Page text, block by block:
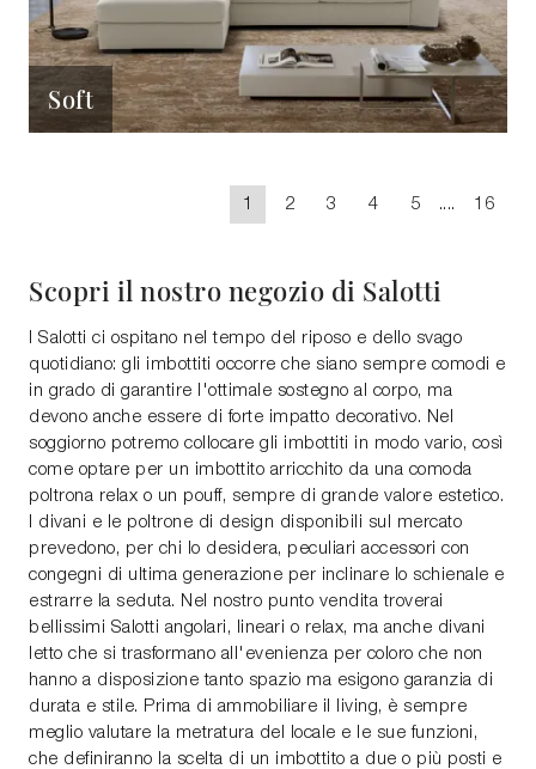
Soft
1 2 3 4 5 .... 16
Scopri il nostro negozio di Salotti
I Salotti ci ospitano nel tempo del riposo e dello svago
quotidiano: gli imbottiti occorre che siano sempre comodi e
in grado di garantire l'ottimale sostegno al corpo, ma
devono anche essere di forte impatto decorativo. Nel
soggiorno potremo collocare gli imbottiti in modo vario, così
come optare per un imbottito arricchito da una comoda
poltrona relax o un pouff, sempre di grande valore estetico.
I divani e le poltrone di design disponibili sul mercato
prevedono, per chi lo desidera, peculiari accessori con
congegni di ultima generazione per inclinare lo schienale e
estrarre la seduta. Nel nostro punto vendita troverai
bellissimi Salotti angolari, lineari o relax, ma anche divani
letto che si trasformano all'evenienza per coloro che non
hanno a disposizione tanto spazio ma esigono garanzia di
durata e stile. Prima di ammobiliare il living, è sempre
meglio valutare la metratura del locale e le sue funzioni,
che definiranno la scelta di un imbottito a due o più posti e